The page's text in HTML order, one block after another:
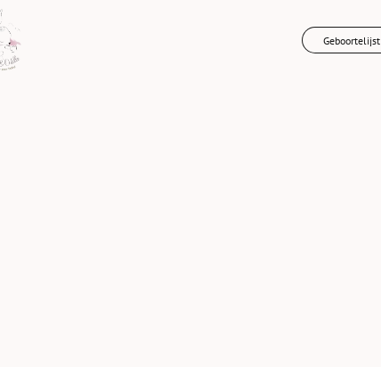
Geboortelijst